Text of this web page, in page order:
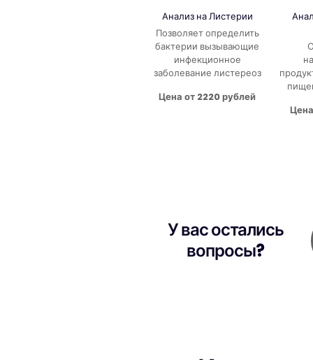
Анализ на Листерии
Позволяет определить
бактерии вызывающие
инфекционное
заболевание листереоз
Цена от 2220 рублей
У вас остались
вопросы?